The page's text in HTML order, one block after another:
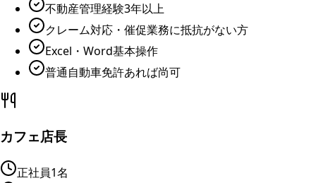
不動産管理経験3年以上
クレーム対応・催促業務に抵抗がない方
Excel・Word基本操作
普通自動車免許あれば尚可
カフェ店長
正社員1名